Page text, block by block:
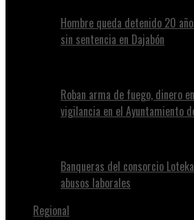
Hombre queda detenido 20
sin sentencia en Dajabón
Roban arma de fuego, dinero
vigilancia en el Ayuntamiento
Banqueras del consorcio
abusos laborales
Regional